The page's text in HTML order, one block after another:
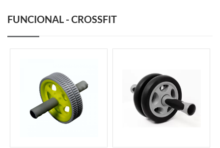
FUNCIONAL - CROSSFIT